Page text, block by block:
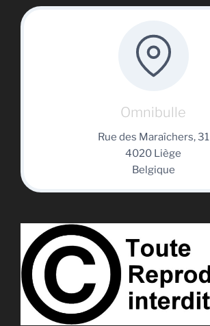
Omnibulle
Rue des Maraîchers, 31
4020 Liège
Belgique